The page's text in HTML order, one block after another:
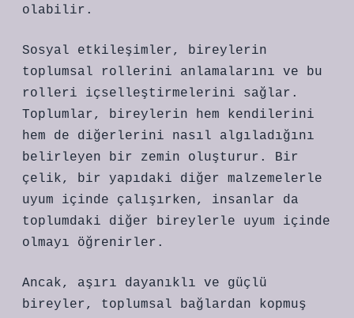
olabilir.
Sosyal etkileşimler, bireylerin
toplumsal rollerini anlamalarını ve bu
rolleri içselleştirmelerini sağlar.
Toplumlar, bireylerin hem kendilerini
hem de diğerlerini nasıl algıladığını
belirleyen bir zemin oluşturur. Bir
çelik, bir yapıdaki diğer malzemelerle
uyum içinde çalışırken, insanlar da
toplumdaki diğer bireylerle uyum içinde
olmayı öğrenirler.
Ancak, aşırı dayanıklı ve güçlü
bireyler, toplumsal bağlardan kopmuş